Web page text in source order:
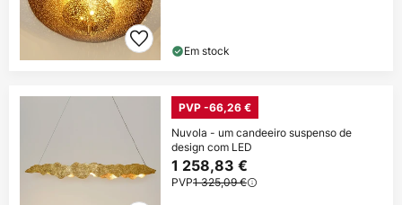
Em stock
PVP -66,26 €
Nuvola - um candeeiro suspenso de
design com LED
1 258,83 €
PVP1 325,09 €